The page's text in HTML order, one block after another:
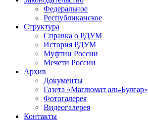
Федеральное
Республиканское
Структура
Справка о РДУМ
История РДУМ
Муфтии России
Мечети России
Архив
Документы
Газета «Маглюмат аль-Булгар»
Фотогалерея
Видеогалерея
Контакты